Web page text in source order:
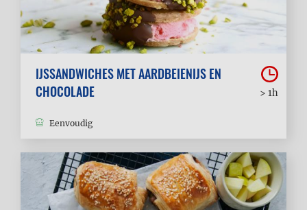
IJSSANDWICHES MET AARDBEIENIJS EN
CHOCOLADE
> 1h
Eenvoudig